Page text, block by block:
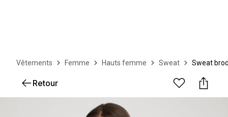
Vêtements Femme Hauts femme Sweat Sweat
Retour